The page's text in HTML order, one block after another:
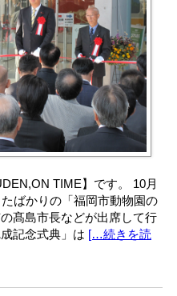
TIME】です。 10月
ばかりの「福岡市動物園の
髙島市長などが出席して行
記念式典」は […続きを読